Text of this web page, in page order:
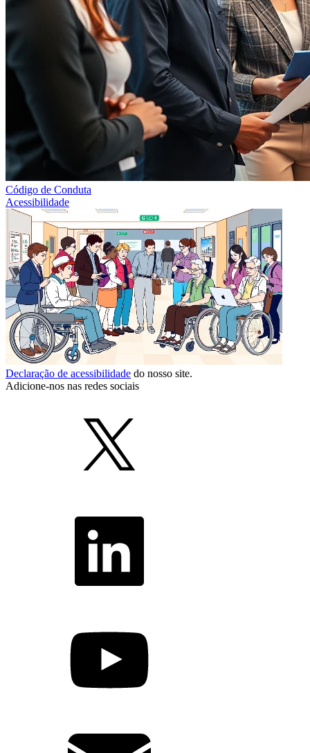
Código de Conduta
Acessibilidade
Declaração de acessibilidade do nosso site.
Adicione-nos nas redes sociais